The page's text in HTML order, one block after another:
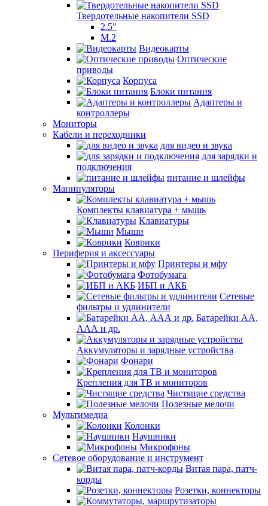
Твердотельные накопители SSD
2.5"
M.2
Видеокарты
Оптические
приводы
Корпуса
Блоки питания
Адаптеры и
контроллеры
Мониторы
Кабели и переходники
для видео и звука
для зарядки и
подключения
питание и шлейфы
Манипуляторы
Комплекты клавиатура + мышь
Клавиатуры
Мыши
Коврики
Периферия и аксессуары
Принтеры и мфу
Фотобумага
ИБП и АКБ
Сетевые
фильтры и удлинители
Батарейки АА,
ААА и др.
Аккумуляторы и зарядные устройства
Фонари
Крепления для ТВ и мониторов
Чистящие средства
Полезные мелочи
Мультимедиа
Колонки
Наушники
Микрофоны
Сетевое оборудование и инструмент
Витая пара, патч-
корды
Розетки, коннекторы